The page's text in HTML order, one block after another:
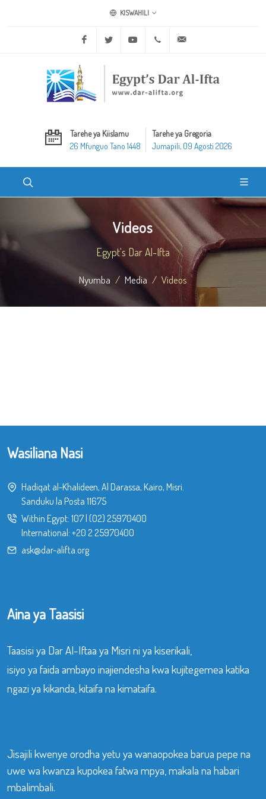
KISWAHILI
Facebook Twitter Youtube +20 2 25970400
Tarehe ya Kiislamu
26 Mfunguo Tano 1448
Tarehe ya Gregoria
Jumapili, 09 Agosti 2026
Videos
Egypt's Dar Al-Ifta
Nyumba Media Videos
Wasiliana Nasi
Hadiqat al-Khalideen, Al Darassa, Kairo, Misri.
Sanduku la Posta 11675
Within Egypt: 107 (02) 25970400
International: +20 2 25970400
ask@dar-alifta.org
Aina ya Taasisi
Taasisi ya Dar Al-Iftaa ya Misri ni ya kiserikali,
isiyo ya faida ambayo inajiendesha kwa kujitegemea katika
ngazi ya kikanda, kitaifa na kimataifa.
Jisajili kwenye orodha yetu ya wanaopokea barua pepe na
uwe wa kwanza kupokea fatwa mpya, makala na habari
mbalimbali.